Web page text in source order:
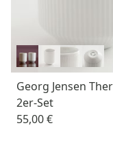
Georg Jensen
2er-Set
55,00 €